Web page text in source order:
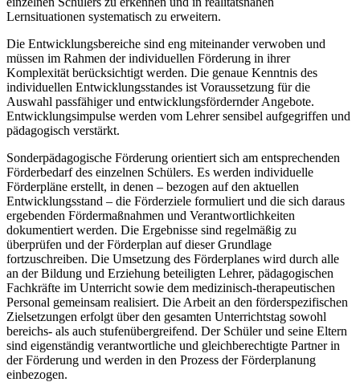
Lernsituationen systematisch zu erweitern.
Die Entwicklungsbereiche sind eng miteinander verwoben und
müssen im Rahmen der individuellen Förderung in ihrer
Komplexität berücksichtigt werden. Die genaue Kenntnis des
individuellen Entwicklungsstandes ist Voraussetzung für die
Auswahl passfähiger und entwicklungsfördernder Angebote.
Entwicklungsimpulse werden vom Lehrer sensibel aufgegriffen und
pädagogisch verstärkt.
Sonderpädagogische Förderung orientiert sich am entsprechenden
Förderbedarf des einzelnen Schülers. Es werden individuelle
Förderpläne erstellt, in denen – bezogen auf den aktuellen
Entwicklungsstand – die Förderziele formuliert und die sich daraus
ergebenden Fördermaßnahmen und Verantwortlichkeiten
dokumentiert werden. Die Ergebnisse sind regelmäßig zu
überprüfen und der Förderplan auf dieser Grundlage
fortzuschreiben. Die Umsetzung des Förderplanes wird durch alle
an der Bildung und Erziehung beteiligten Lehrer, pädagogischen
Fachkräfte im Unterricht sowie dem medizinisch-therapeutischen
Personal gemeinsam realisiert. Die Arbeit an den förderspezifischen
Zielsetzungen erfolgt über den gesamten Unterrichtstag sowohl
bereichs- als auch stufenübergreifend. Der Schüler und seine Eltern
sind eigenständig verantwortliche und gleichberechtigte Partner in
der Förderung und werden in den Prozess der Förderplanung
einbezogen.